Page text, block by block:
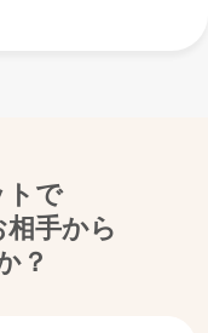
トで
手から
？